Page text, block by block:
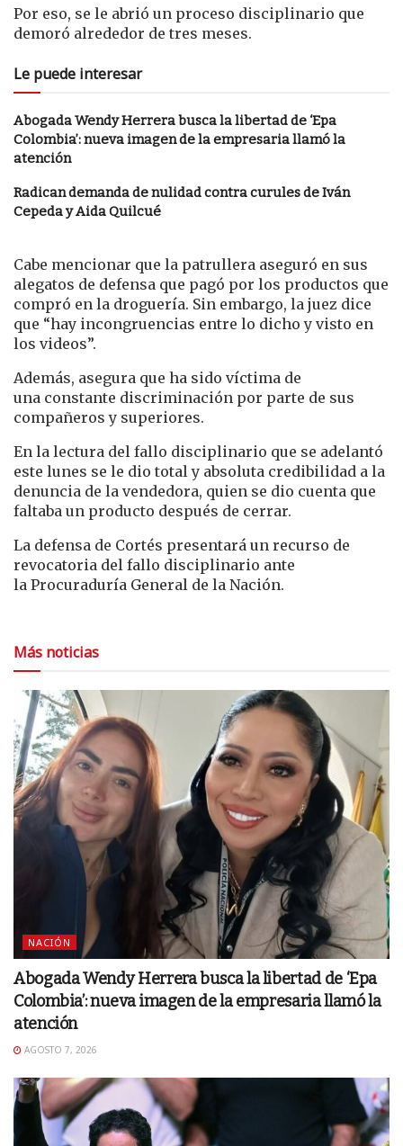
Por eso, se le abrió un proceso disciplinario que
demoró alrededor de tres meses.
Le puede interesar
Abogada Wendy Herrera busca la libertad de ‘Epa
Colombia’: nueva imagen de la empresaria llamó la
atención
Radican demanda de nulidad contra curules de Iván
Cepeda y Aida Quilcué
Cabe mencionar que la patrullera aseguró en sus
alegatos de defensa que pagó por los productos que
compró en la droguería. Sin embargo, la juez dice
que “hay incongruencias entre lo dicho y visto en
los videos”.
Además, asegura que ha sido víctima de
una constante discriminación por parte de sus
compañeros y superiores.
En la lectura del fallo disciplinario que se adelantó
este lunes se le dio total y absoluta credibilidad a la
denuncia de la vendedora, quien se dio cuenta que
faltaba un producto después de cerrar.
La defensa de Cortés presentará un recurso de
revocatoria del fallo disciplinario ante
la Procuraduría General de la Nación.
Más noticias
NACIÓN
Abogada Wendy Herrera busca la libertad de ‘Epa
Colombia’: nueva imagen de la empresaria llamó la
atención
AGOSTO 7, 2026